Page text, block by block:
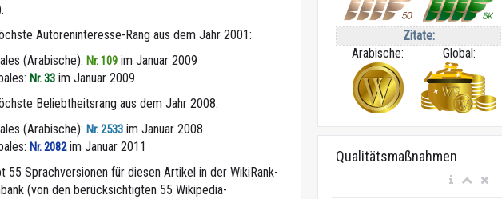
Autoreninteresse-Rang aus dem Jahr 2001:
(Arabische): Nr. 109 im Januar 2009
Nr. 33 im Januar 2009
Beliebtheitsrang aus dem Jahr 2008:
(Arabische): Nr. 2533 im Januar 2008
Nr. 2082im Januar 2011
55 Sprachversionen für diesen Artikel in der WikiRank-
(von den berücksichtigten 55 Wikipedia-
Zitate:
Arabische:
Global:
Qualitätsmaßnahmen